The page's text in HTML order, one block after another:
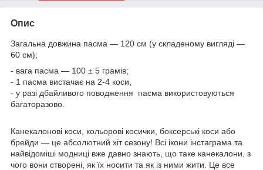
Опис
Загальна довжина пасма — 120 см (у складеному вигляді —
60 см);
- вага пасма — 100 ± 5 грамів;
- 1 пасма вистачає на 2-4 коси,
- у разі дбайливого поводження пасма використовуються
багаторазово.
Канекалонові коси, кольорові косички, боксерські коси або
брейди — це абсолютний хіт сезону! Всі ікони інстаграма та
найвідоміші модниці вже давно знають, що таке канекалони, з
чого вони створені, як їх носити та як із ними жити. Це все